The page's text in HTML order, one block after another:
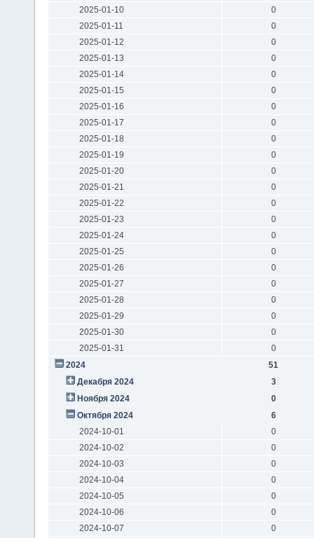
2025-01-10
0
2025-01-11
0
2025-01-12
0
2025-01-13
0
2025-01-14
0
2025-01-15
0
2025-01-16
0
2025-01-17
0
2025-01-18
0
2025-01-19
0
2025-01-20
0
2025-01-21
0
2025-01-22
0
2025-01-23
0
2025-01-24
0
2025-01-25
0
2025-01-26
0
2025-01-27
0
2025-01-28
0
2025-01-29
0
2025-01-30
0
2025-01-31
0
2024
51
Декабря 2024
3
Ноября 2024
0
Октября 2024
6
2024-10-01
0
2024-10-02
0
2024-10-03
0
2024-10-04
0
2024-10-05
0
2024-10-06
0
2024-10-07
0